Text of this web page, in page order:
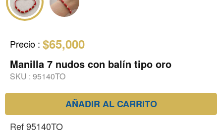
Precio : $65,000
Manilla 7 nudos con balín tipo oro
SKU : 95140TO
AÑADIR AL CARRITO
Ref 95140TO